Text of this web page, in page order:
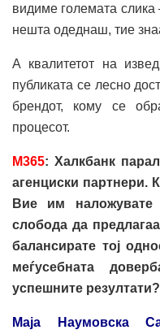
видиме големата
нешта одеднаш, тие
А квалитетот на
публиката се лесно
брендот, кому се
процесот.
M365: Халкбанк
агенциски партнери.
Вие им
слобода да
балансирате тој
меѓусебната
успешните резултати?
Маја Наумовска